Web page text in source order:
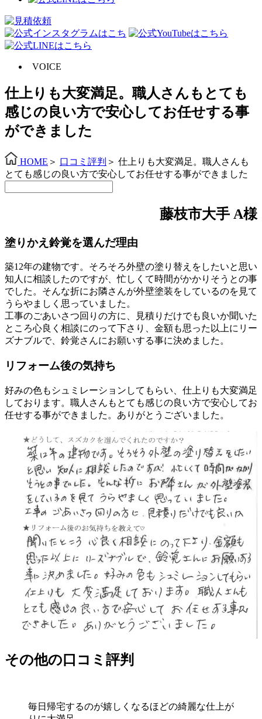
VOICE
仕上りも大変満足。職人さんもとても
感じの良い方で安心してお任せする事
ができました
HOME ＞ 口コミ評判 ＞ 仕上りも大変満足。職人さんも
とても感じの良い方で安心してお任せする事ができました
藤枝市大手 A様
塗りかえ鈴覚を選んだ理由
築12年の建物です。そろそろ外壁の塗り替えをしたいと思い
知人に相談したのですが、忙しくて時間がかかりそうとの事
でした。そんな折にお隣さんが外壁塗装をしているのを見て
うらやましく思っていました。
工事のごあいさつ回りの方に、見積りだけでも良いか聞いた
ところ心良く相談にのって下さり、金額も思った以上にリー
ズナブルで、鈴覚さんにお願いする事に決めました。
リフォーム後の気持ち
好みの色もシュミレーションしてもらい、仕上りも大変満足
しております。職人さんもとても感じの良い方で安心してお
任せする事ができました。ありがとうございました。
その他の口コミ評判
毎日帰宅するのが嬉しくなるほどの綺麗な仕上が